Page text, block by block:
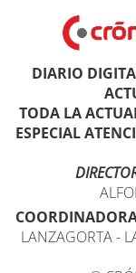
DIARIO
TODA LA
ESPECIAL
LANZAGORTA